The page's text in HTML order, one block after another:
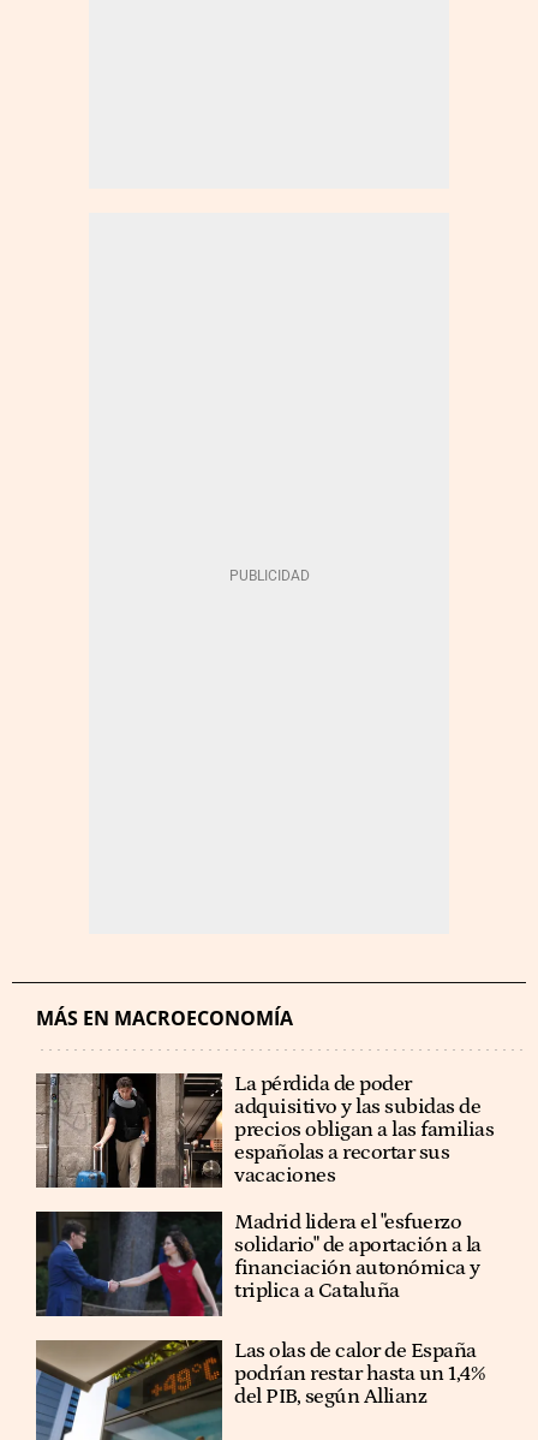
MÁS EN MACROECONOMÍA
La pérdida de poder
adquisitivo y las subidas de
precios obligan a las familias
españolas a recortar sus
vacaciones
Madrid lidera el "esfuerzo
solidario" de aportación a la
financiación autonómica y
triplica a Cataluña
Las olas de calor de España
podrían restar hasta un 1,4%
del PIB, según Allianz